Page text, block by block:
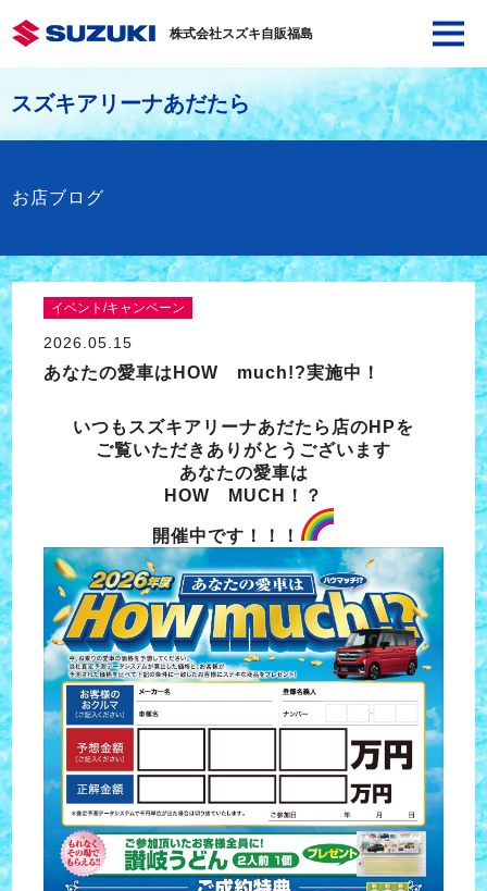
株式会社スズキ自販福島
スズキアリーナあだたら
お店ブログ
イベント/キャンペーン
2026.05.15
あなたの愛車はHOW much!?実施中！
いつもスズキアリーナあだたら店のHPを
ご覧いただきありがとうございます
あなたの愛車は
HOW MUCH！？
開催中です！！！